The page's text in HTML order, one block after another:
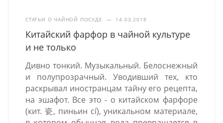
СТАТЬИ О ЧАЙНОЙ ПОСУДЕ — 14.03.2018
Китайский фарфор в чайной культуре
и не только
Дивно тонкий. Музыкальный. Белоснежный
и полупрозрачный. Уводивший тех, кто
раскрывал иностранцам тайну его рецепта,
на эшафот. Все это - о китайском фарфоре
(кит. 瓷, пиньин cí), уникальном материале,